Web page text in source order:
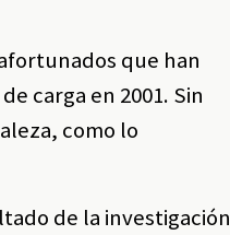
que han
carga en 2001. Sin
como lo
de la investigación